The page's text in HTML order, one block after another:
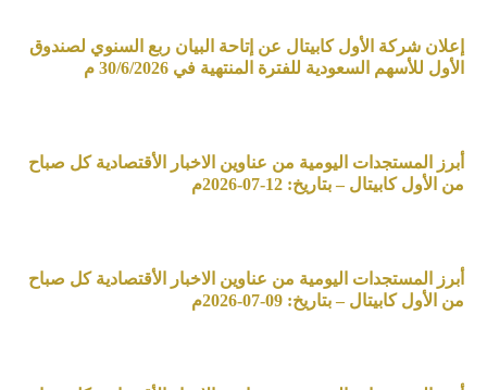
إعلان شركة الأول كابيتال عن إتاحة البيان ربع السنوي لصندوق
الأول للأسهم السعودية للفترة المنتهية في 30/6/2026 م
أبرز المستجدات اليومية من عناوين الاخبار الأقتصادية كل صباح
من الأول كابيتال – بتاريخ: 12-07-2026م
أبرز المستجدات اليومية من عناوين الاخبار الأقتصادية كل صباح
من الأول كابيتال – بتاريخ: 09-07-2026م